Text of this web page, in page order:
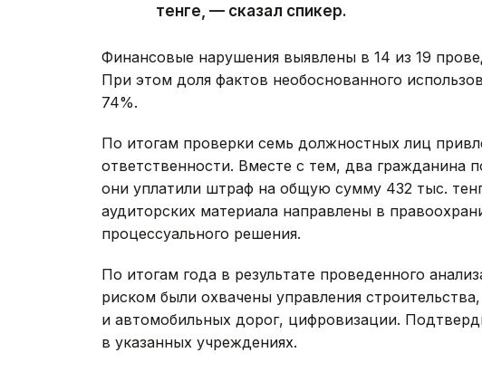
тенге, — сказал спикер.
Финансовые нарушения выявлены в 14 из 19
При этом доля фактов необоснованного
74%.
По итогам проверки семь должностных лиц
ответственности. Вместе с тем, два гражданина
они уплатили штраф на общую сумму 432 тыс.
аудиторских материала направлены в
процессуального решения.
По итогам года в результате проведенного
риском были охвачены управления
и автомобильных дорог, цифровизации.
в указанных учреждениях.